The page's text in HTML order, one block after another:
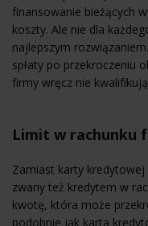
finansowanie bieżących
koszty. Ale nie dla
najlepszym
spłaty po przekroczeniu
firmy wręcz nie
Limit w rachunku
Zamiast karty
zwany też kredytem w
kwotę, która może
podobnie jak karta